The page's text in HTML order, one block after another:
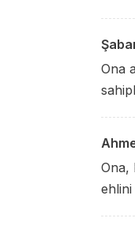
Ona
Ona,